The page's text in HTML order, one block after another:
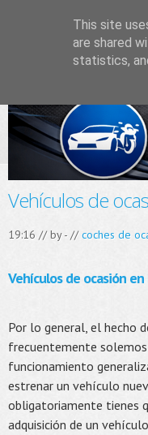
Vehículos de
19:16 // by- //coches de
Vehículos de ocasión
Por lo general, el hecho
frecuentemente
funcionamiento
estrenar un vehículo
obligatoriamente tienes
adquisición de un
This site
are shared
statistics,